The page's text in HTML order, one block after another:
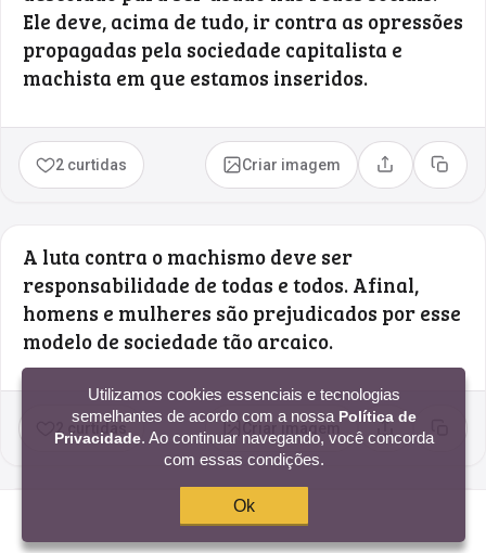
Ele deve, acima de tudo, ir contra as opressões
propagadas pela sociedade capitalista e
machista em que estamos inseridos.
2 curtidas Criar imagem Compartilhar
Copiar
A luta contra o machismo deve ser
responsabilidade de todas e todos. Afinal,
homens e mulheres são prejudicados por esse
modelo de sociedade tão arcaico.
Criar imagem Compartilhar
Copiar
Utilizamos cookies essenciais e tecnologias
semelhantes de acordo com a nossa Política de
Privacidade. Ao continuar navegando, você concorda
com essas condições.
Ok